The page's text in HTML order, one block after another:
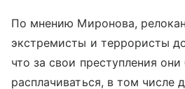
По мнению Миронова,
экстремисты и террористы
что за свои преступления они
расплачиваться, в том числе